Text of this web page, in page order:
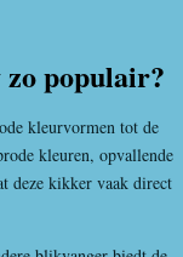
zo populair?
kleurvormen tot de
kleuren, opvallende
deze kikker vaak direct